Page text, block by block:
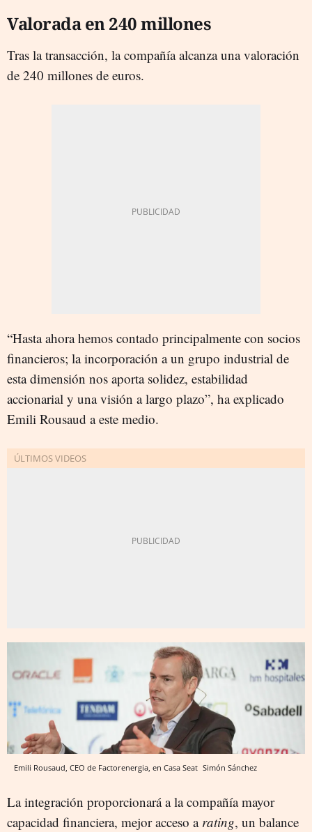
Valorada en 240 millones
Tras la transacción, la compañía alcanza una valoración
de 240 millones de euros.
“Hasta ahora hemos contado principalmente con socios
financieros; la incorporación a un grupo industrial de
esta dimensión nos aporta solidez, estabilidad
accionarial y una visión a largo plazo”, ha explicado
Emili Rousaud a este medio.
Emili Rousaud, CEO de Factorenergia, en Casa Seat Simón Sánchez
La integración proporcionará a la compañía mayor
capacidad financiera, mejor acceso a rating, un balance